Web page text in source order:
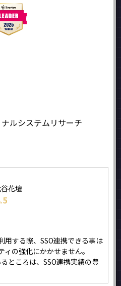
ルシステムリサーチ
花壇
用する際、SSO連携できる事は
の強化にかかせません。
ところは、SSO連携実績の豊